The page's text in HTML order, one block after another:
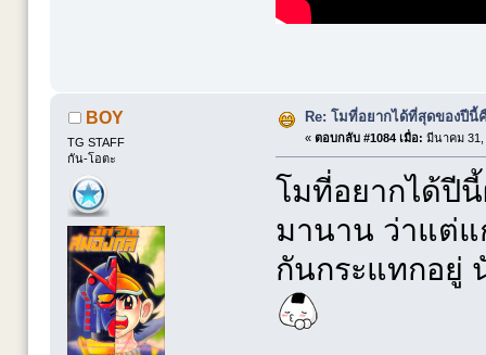
BOY
TG STAFF
กัน-โอตะ
Re: โมที่อยากได้ที่สุดของปีนี้
« ตอบกลับ #1084 เมื่อ: มีนาคม 31,
โมที่อยากได้ปี
มานาน ว่าแต่
กันกระแทกอยู่